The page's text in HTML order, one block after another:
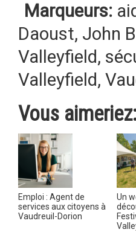
Marqueurs:
Daoust, John
Valleyfield,
Valleyfield,
Vous
Emploi : Agent de
services aux citoyens à
Vaudreuil-Dorion
Un